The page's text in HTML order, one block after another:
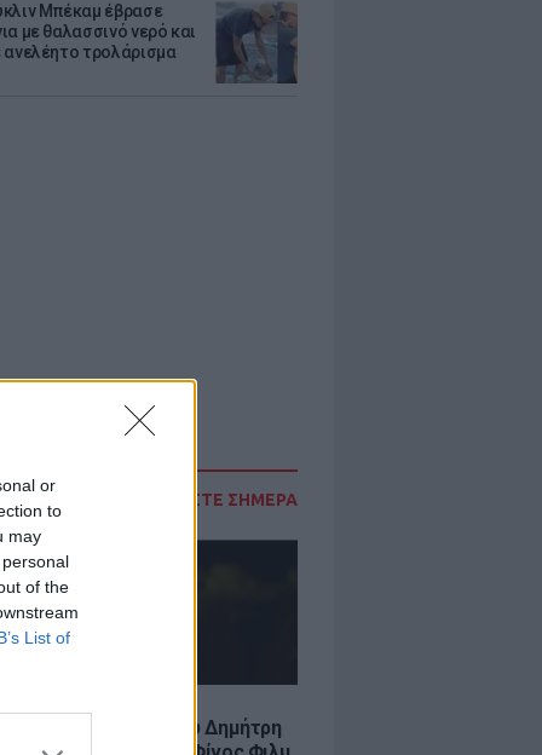
or
to
may
of the
List of
Μπέκαμ έβρασε
με θαλασσινό νερό και
ανελέητο τρολάρισμα
ΔΙΑΒΑΣΤΕ ΣΗΜΕΡΑ
από τον θάνατο του Δημήτρη